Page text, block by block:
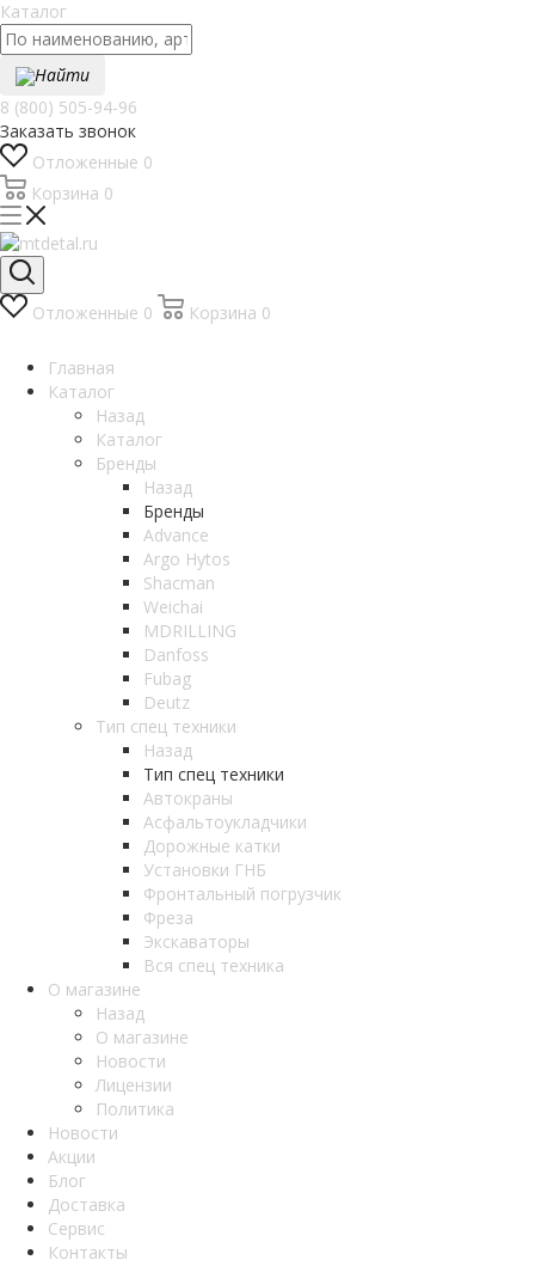
Каталог
Найти
8 (800) 505-94-96
Заказать звонок
Отложенные 0
Корзина 0
Отложенные 0 Корзина 0
Главная
Каталог
Назад
Каталог
Бренды
Назад
Бренды
Advance
Argo Hytos
Shacman
Weichai
MDRILLING
Danfoss
Fubag
Deutz
Тип спец техники
Назад
Тип спец техники
Автокраны
Асфальтоукладчики
Дорожные катки
Установки ГНБ
Фронтальный погрузчик
Фреза
Экскаваторы
Вся спец техника
О магазине
Назад
О магазине
Новости
Лицензии
Политика
Новости
Акции
Блог
Доставка
Сервис
Контакты